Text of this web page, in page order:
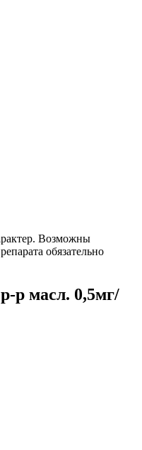
Возможны
обязательно
масл. 0,5мг/